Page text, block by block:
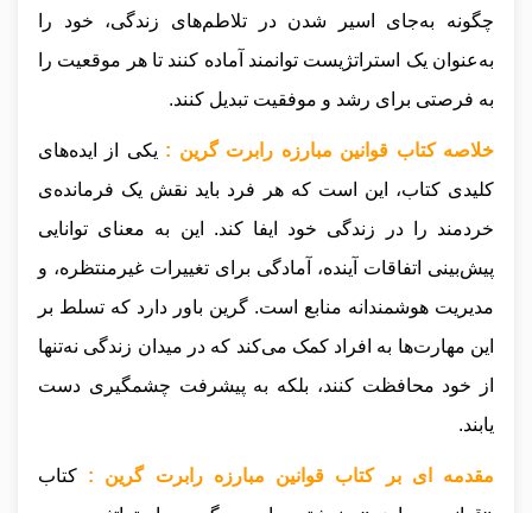
چگونه به‌جای اسیر شدن در تلاطم‌های زندگی، خود را
به‌عنوان یک استراتژیست توانمند آماده کنند تا هر موقعیت را
به فرصتی برای رشد و موفقیت تبدیل کنند.
خلاصه کتاب قوانین مبارزه رابرت گرین : یکی از ایده‌های
کلیدی کتاب، این است که هر فرد باید نقش یک فرمانده‌ی
خردمند را در زندگی خود ایفا کند. این به معنای توانایی
پیش‌بینی اتفاقات آینده، آمادگی برای تغییرات غیرمنتظره، و
مدیریت هوشمندانه منابع است. گرین باور دارد که تسلط بر
این مهارت‌ها به افراد کمک می‌کند که در میدان زندگی نه‌تنها
از خود محافظت کنند، بلکه به پیشرفت چشمگیری دست
یابند.
مقدمه ای بر کتاب قوانین مبارزه رابرت گرین : کتاب